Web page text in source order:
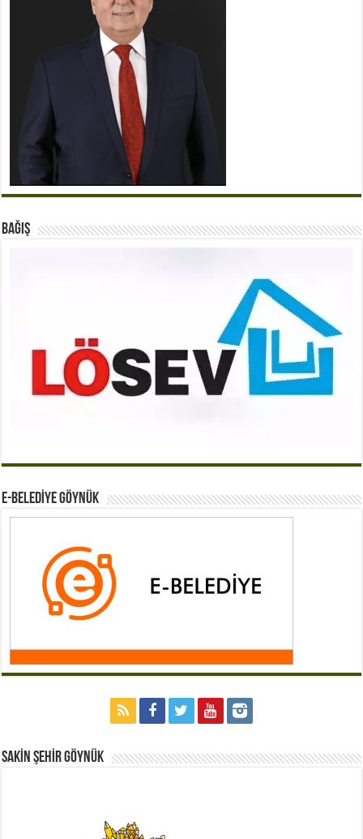
BAĞIŞ
E-BELEDİYE GÖYNÜK
Sakİn Şehİr GÖYNÜK